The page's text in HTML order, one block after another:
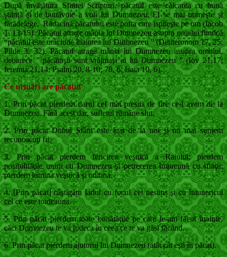
După învăţătura Sfintei Scripturi, păcatul este călcarea cu bună
ştiinţă şi de bunăvoie a voii lui Dumnezeu. El se mai numeşte şi
fărădelege. Rădacina păcatului este pofta care ispiteşte pe om (Iacob
1, 13-15). Păcatul atrage mânia lui Dumnezeu asupra omului fiindcă
“păcatul este urâciune înaintea lui Dumnezeu ” (Deuteronom 17, 25;
Pilde 3, 32). Păcatul atrage mânia lui Dumnezeu asupra omului,
deoarece ” păcătoşii sunt vrăjmaşi ai lui Dumnezeu ” (Iov 21,17;
Ieremia 21,14; Psalm 20, 8-10; 78, 6; Isaia 10, 6).
Ce urmări are păcatul
1. Prin păcat pierdem darul cel mai presus de fire ce-l avem de la
Dumnezeu. Fără acest dar, sufletul rămâne slut.
2. Prin păcat Duhul Sfânt este luat de la noi şi nu mai suntem
recunoscuţi fii.
3. Prin păcat pierdem fericirea veşnică a Raiu­lui; pierdem
posibilităţile unirii cu Dumnezeu şi petrecerea împreună cu sfinţii;
pierdem lumina veşnică şi odihna.
4. [Prin păcat] câştigăm Iadul cu focul cel ne­stins şi cu în­tunericul
cel ce este totdeauna.
5. Prin păcat pierdem toate bunătăţile pe care le-am făcut înainte,
căci Dumnezeu te va jude­ca în ceea ce te va găsi făcând.
6. Prin păcat pierdem ajutorul lui Dumnezeu (atât cât eşti în păcat).